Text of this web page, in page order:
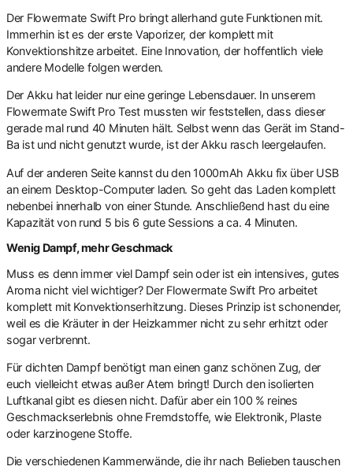
Der Flowermate Swift Pro bringt allerhand gute Funktionen mit.
Immerhin ist es der erste Vaporizer, der komplett mit
Konvektionshitze arbeitet. Eine Innovation, der hoffentlich viele
andere Modelle folgen werden.
Der Akku hat leider nur eine geringe Lebensdauer. In unserem
Flowermate Swift Pro Test mussten wir feststellen, dass dieser
gerade mal rund 40 Minuten hält. Selbst wenn das Gerät im Stand-
Ba ist und nicht genutzt wurde, ist der Akku rasch leergelaufen.
Auf der anderen Seite kannst du den 1000mAh Akku fix über USB
an einem Desktop-Computer laden. So geht das Laden komplett
nebenbei innerhalb von einer Stunde. Anschließend hast du eine
Kapazität von rund 5 bis 6 gute Sessions a ca. 4 Minuten.
Wenig Dampf, mehr Geschmack
Muss es denn immer viel Dampf sein oder ist ein intensives, gutes
Aroma nicht viel wichtiger? Der Flowermate Swift Pro arbeitet
komplett mit Konvektionserhitzung. Dieses Prinzip ist schonender,
weil es die Kräuter in der Heizkammer nicht zu sehr erhitzt oder
sogar verbrennt.
Für dichten Dampf benötigt man einen ganz schönen Zug, der
euch vielleicht etwas außer Atem bringt! Durch den isolierten
Luftkanal gibt es diesen nicht. Dafür aber ein 100 % reines
Geschmackserlebnis ohne Fremdstoffe, wie Elektronik, Plaste
oder karzinogene Stoffe.
Die verschiedenen Kammerwände, die ihr nach Belieben tauschen